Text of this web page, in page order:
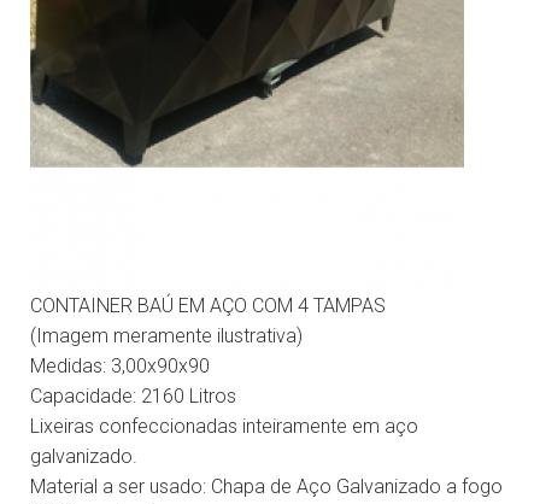
CONTAINER BAÚ EM AÇO COM 4 TAMPAS
(Imagem meramente ilustrativa)
Medidas: 3,00x90x90
Capacidade: 2160 Litros
Lixeiras confeccionadas inteiramente em aço
galvanizado.
Material a ser usado: Chapa de Aço Galvanizado a fogo